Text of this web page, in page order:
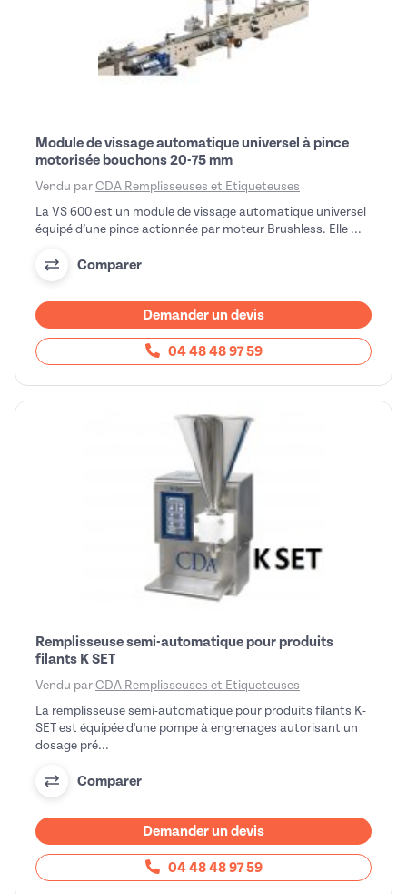
Module de vissage automatique universel à pince
motorisée bouchons 20-75 mm
Vendu par CDA Remplisseuses et Etiqueteuses
La VS 600 est un module de vissage automatique universel
équipé d’une pince actionnée par moteur Brushless. Elle ...
Comparer
Demander un devis
04 48 48 97 59
Remplisseuse semi-automatique pour produits
filants K SET
Vendu par CDA Remplisseuses et Etiqueteuses
La remplisseuse semi-automatique pour produits filants K-
SET est équipée d'une pompe à engrenages autorisant un
dosage pré...
Comparer
Demander un devis
04 48 48 97 59